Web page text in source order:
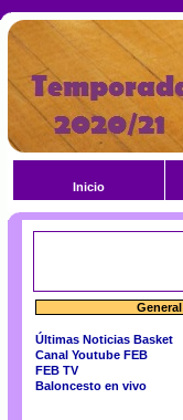
Inicio
General
Últimas Noticias Basket
Canal Youtube FEB
FEB TV
Baloncesto en vivo